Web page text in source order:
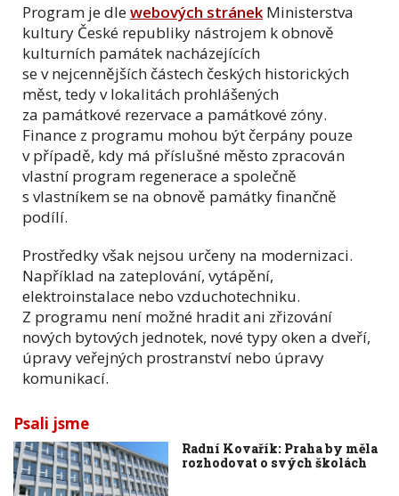
Program je dlewebových stránek Ministerstva
kultury České republiky nástrojem k obnově
kulturních památek nacházejících
se v nejcennějších částech českých historických
měst, tedy v lokalitách prohlášených
za památkové rezervace a památkové zóny.
Finance z programu mohou být čerpány pouze
v případě, kdy má příslušné město zpracován
vlastní program regenerace a společně
s vlastníkem se na obnově památky finančně
podílí.
Prostředky však nejsou určeny na modernizaci.
Například na zateplování, vytápění,
elektroinstalace nebo vzduchotechniku.
Z programu není možné hradit ani zřizování
nových bytových jednotek, nové typy oken a dveří,
úpravy veřejných prostranství nebo úpravy
komunikací.
Psali jsme
Radní Kovařík: Praha by měla
rozhodovat o svých školách